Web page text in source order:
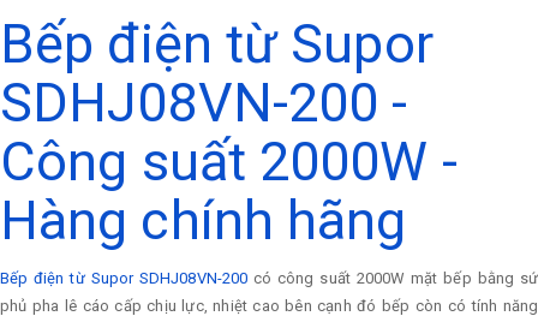
Bếp điện từ Supor
SDHJ08VN-200 -
Công suất 2000W -
Hàng chính hãng
Bếp điện từ Supor SDHJ08VN-200 có công suất 2000W mặt bếp bằng sứ
phủ pha lê cáo cấp chịu lực, nhiệt cao bên cạnh đó bếp còn có tính năng